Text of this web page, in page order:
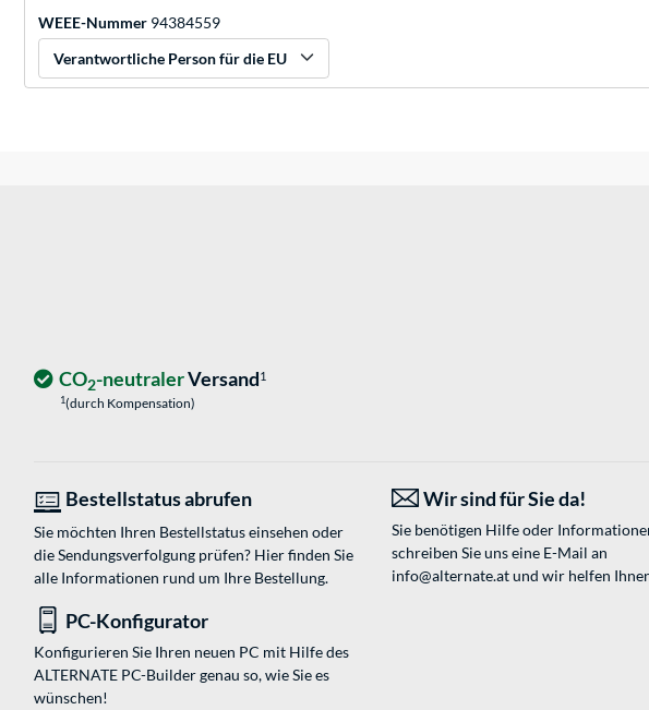
WEEE-Nummer 94384559
Verantwortliche Person für die EU
CO2-neutralerVersand1
1(durch Kompensation)
Bestellstatus abrufen
Sie möchten Ihren Bestellstatus einsehen oder
die Sendungsverfolgung prüfen? Hier finden Sie
alle Informationen rund um Ihre Bestellung.
Wir sind für Sie da!
Sie benötigen Hilfe oder
schreiben Sie uns eine E-Mail an
info@alternate.atund wir helfen
PC-Konfigurator
Konfigurieren Sie Ihren neuen PC mit Hilfe des
ALTERNATE PC-Builder genau so, wie Sie es
wünschen!